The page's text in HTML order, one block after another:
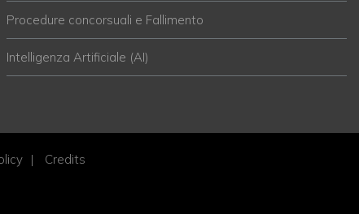
Procedure concorsuali e Fallimento
Intelligenza Artificiale (AI)
Credits